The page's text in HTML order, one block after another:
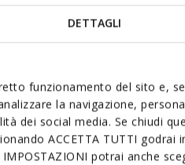
DETTAGLI
funzionamento del sito e,
la navigazione,
dei social media. Se chiudi
ACCETTA TUTTI godrai
potrai anche